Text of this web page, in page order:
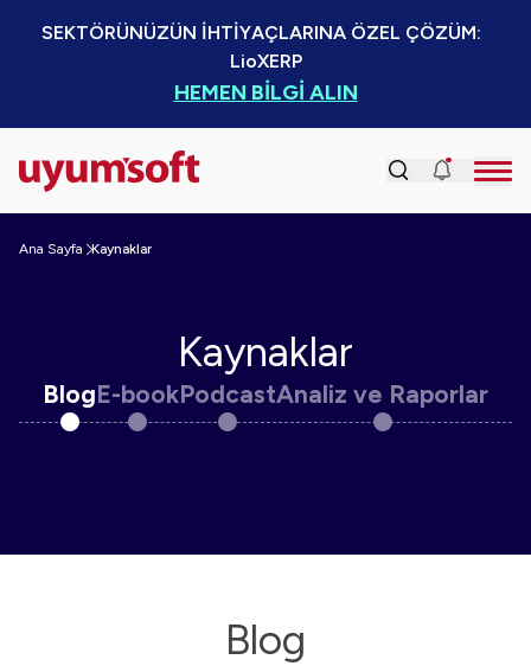
SEKTÖRÜNÜZÜN İHTİYAÇLARINA ÖZEL ÇÖZÜM:
LioXERP
HEMEN BİLGİ ALIN
Ana Sayfa Kaynaklar
Kaynaklar
BlogE-bookPodcastAnaliz ve Raporlar
Blog